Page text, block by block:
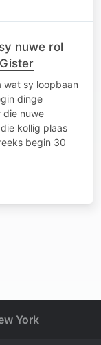
nuwe rol
wat sy loopbaan
dinge
die nuwe
kollig plaas
begin 30
York